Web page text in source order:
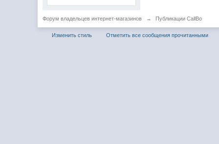
Форум владельцев интернет-магазинов → Публикации CallBo
Изменить стиль Отметить все сообщения прочитанными